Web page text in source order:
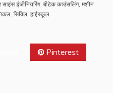
इंजीनियरिंग, बीटेक काउंसलिंग, मशीन
, सिविल, हाईस्कूल
Pinterest